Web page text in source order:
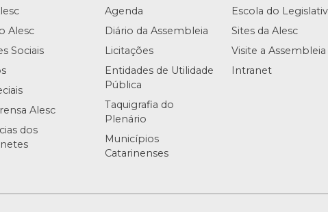
Alesc
Sociais
Alesc
dos
Agenda
Diário da Assembleia
Licitações
Entidades de Utilidade
Pública
Taquigrafia do
Plenário
Municípios
Catarinenses
Escola do
Sites da Alesc
Visite a Assembleia
Intranet